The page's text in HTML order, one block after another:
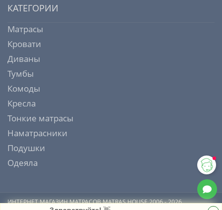
КАТЕГОРИИ
Матрасы
Кровати
Диваны
Тумбы
Комоды
Кресла
Тонкие матрасы
Наматрасники
Подушки
Одеяла
ИНТЕРНЕТ МАГАЗИН МАТРАСОВ MATRAS HOUSE 2006 - 2026